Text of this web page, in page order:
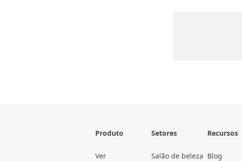
Produto
Ver
Setores
Salão de beleza
Recursos
Blog